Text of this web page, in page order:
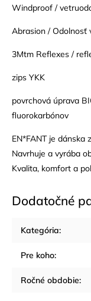
Windproof /
Abrasion / Odolnosť
3Mtm Reflexes /
zips YKK
povrchová úprava
fluorokarbónov
EN*FANT je dánska
Navrhuje a vyrába
Kvalita, komfort a
Dodatočné
Kategória:
Pre koho:
Ročné obdobie: